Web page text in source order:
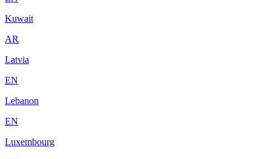
Kuwait
AR
Latvia
EN
Lebanon
EN
Luxembourg